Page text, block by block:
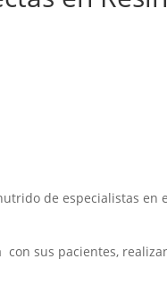
de especialistas en
sus pacientes,